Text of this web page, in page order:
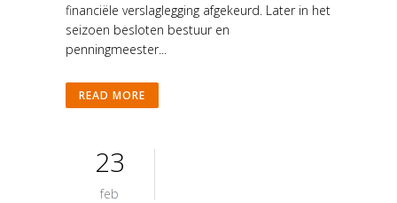
financiële verslaglegging afgekeurd. Later in het
seizoen besloten bestuur en
penningmeester...
READ MORE
23
feb